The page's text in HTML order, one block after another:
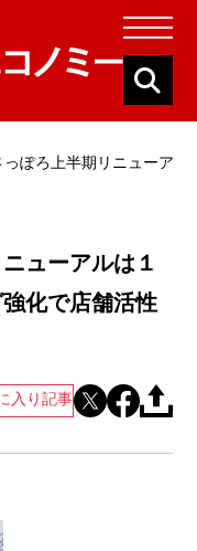
っぽろ上半期リニューア
ューアルは１
化で店舗活性
入り記事